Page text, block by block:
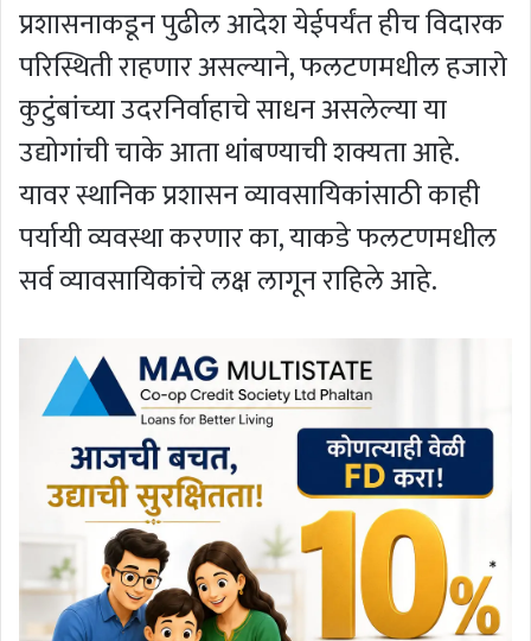
प्रशासनाकडून पुढील आदेश येईपर्यंत हीच विदारक
परिस्थिती राहणार असल्याने, फलटणमधील हजारो
कुटुंबांच्या उदरनिर्वाहाचे साधन असलेल्या या
उद्योगांची चाके आता थांबण्याची शक्यता आहे.
यावर स्थानिक प्रशासन व्यावसायिकांसाठी काही
पर्यायी व्यवस्था करणार का, याकडे फलटणमधील
सर्व व्यावसायिकांचे लक्ष लागून राहिले आहे.